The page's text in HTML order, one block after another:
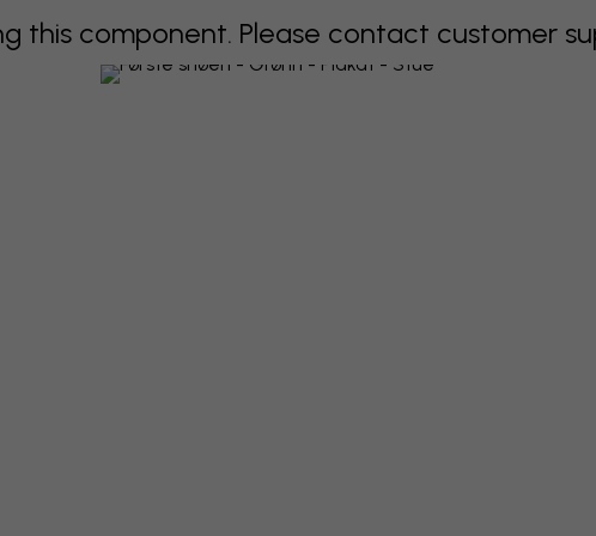
this component. Please contact customer